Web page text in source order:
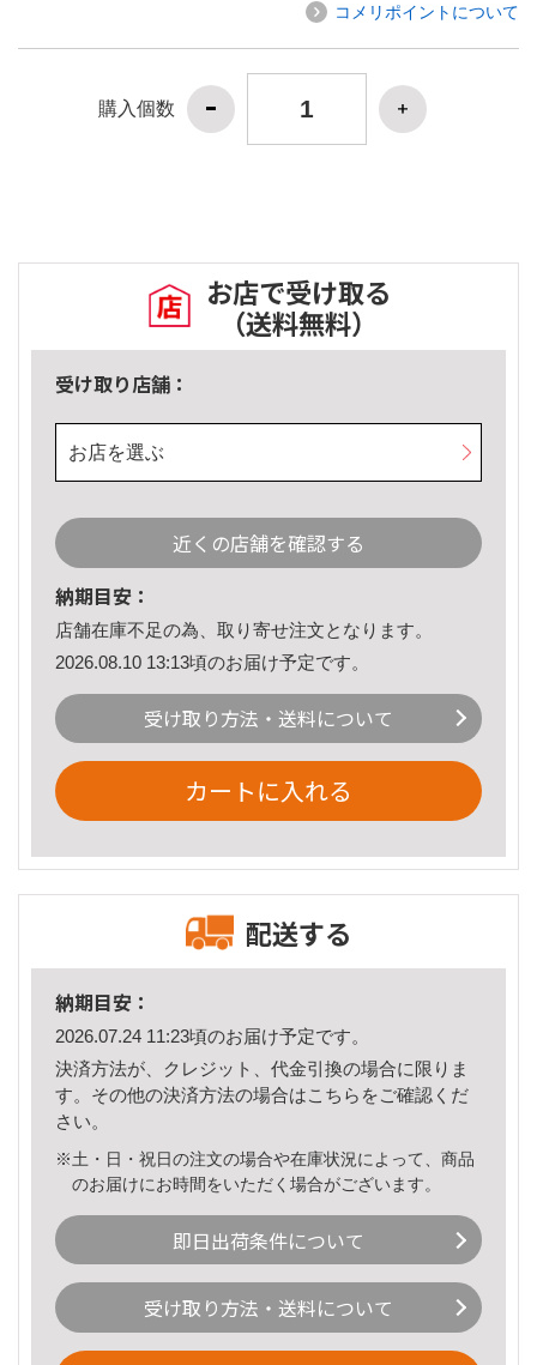
コメリポイントについて
購入個数
お店で受け取る
（送料無料）
受け取り店舗：
お店を選ぶ
近くの店舗を確認する
納期目安：
店舗在庫不足の為、取り寄せ注文となります。
2026.08.10 13:13頃のお届け予定です。
受け取り方法・送料について
カートに入れる
配送する
納期目安：
2026.07.24 11:23頃のお届け予定です。
決済方法が、クレジット、代金引換の場合に限りま
す。その他の決済方法の場合はこちら をご確認くだ
さい。
※土・日・祝日の注文の場合や在庫状況によって、商品
のお届けにお時間をいただく場合がございます。
即日出荷条件について
受け取り方法・送料について